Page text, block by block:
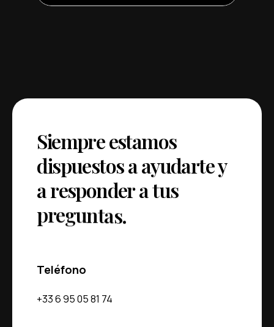
Siempreestamos
dispuestosaayudartey
aresponderatus
preguntas.
Teléfono
+33 6 95 05 81 74